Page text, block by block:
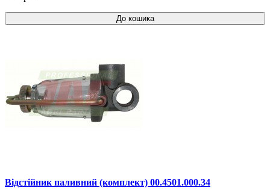
До кошика
Відстійник паливний (комплект) 00.4501.000.34